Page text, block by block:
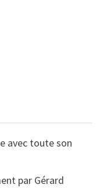
avec toute son
par Gérard